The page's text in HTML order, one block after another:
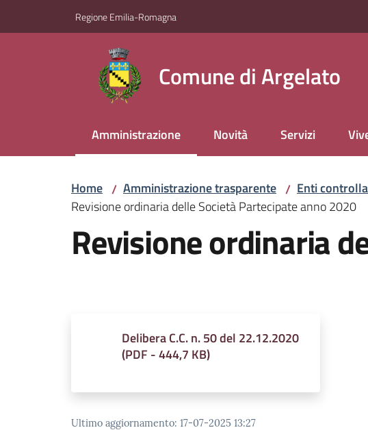
Regione Emilia-Romagna
Comune di Argelato
Amministrazione
Menu selezionato Novità Servizi
Home / Amministrazione trasparente / Enti
Revisione ordinaria delle Società Partecipate anno 2020
Revisione ordinaria
Delibera C.C. n. 50 del 22.12.2020
(PDF -444,7 KB)
Ultimo aggiornamento: 17-07-2025 13:27